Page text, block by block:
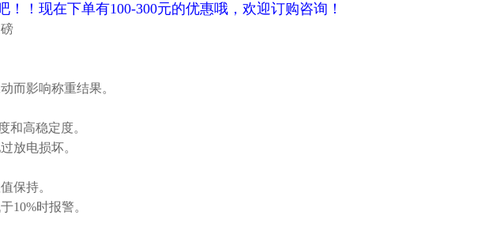
！现在下单有100-300元的优惠哦，欢迎订购咨询！
而影响称重结果。
和高稳定度。
放电损坏。
保持。
10%时报警。